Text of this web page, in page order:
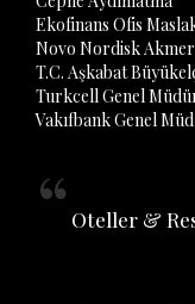
Ekofinans Ofis
Novo Nordisk
T.C. Aşkabat
Turkcell Genel
Vakıfbank Genel
Oteller &